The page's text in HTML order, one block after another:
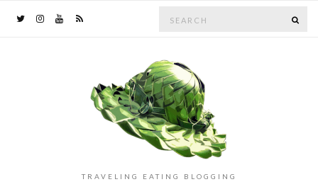
for:
TRAVELING EATING BLOGGING